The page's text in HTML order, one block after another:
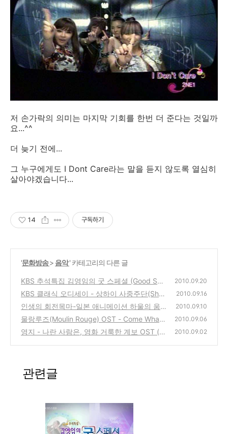
저 손가락의 의미는 마지막 기회를 한번 더 준다는 것일까
요...^^
더 늦기 전에...
그 누구에게도 I Dont Care라는 말을 듣지 않도록 열심히
살아야겠습니다...
14 구독하기
'문화방송> 음악' 카테고리의 다른 글
KBS 추석특집 김영임의 굿 스페셜 (Good Spe
cial) 라이브 콘서트
(0)
2010.09.20
KBS 클래식 오디세이 - 상하이 사중주단(Sha
nghai String Quartette), 비올라 아브리 레비
탄(Avri Levitan)
(0)
2010.09.16
인생의 회전목마-일본 애니메이션 하울의 움
직이는 성 OST(음악듣기)
(12)
2010.09.10
물랑루즈(Moulin Rouge) OST - Come What
May - Nicole Kidman & Ewan Mcgregor
(0)
2010.09.06
영지 - 나란 사람은, 영화 거룩한 계보 OST (음
2010.09.02
관련글